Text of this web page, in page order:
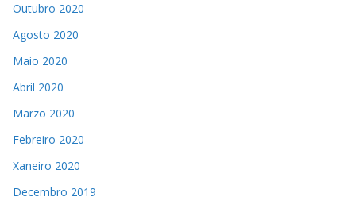
Outubro 2020
Agosto 2020
Maio 2020
Abril 2020
Marzo 2020
Febreiro 2020
Xaneiro 2020
Decembro 2019